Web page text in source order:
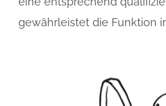
gewährleistet die Funktion